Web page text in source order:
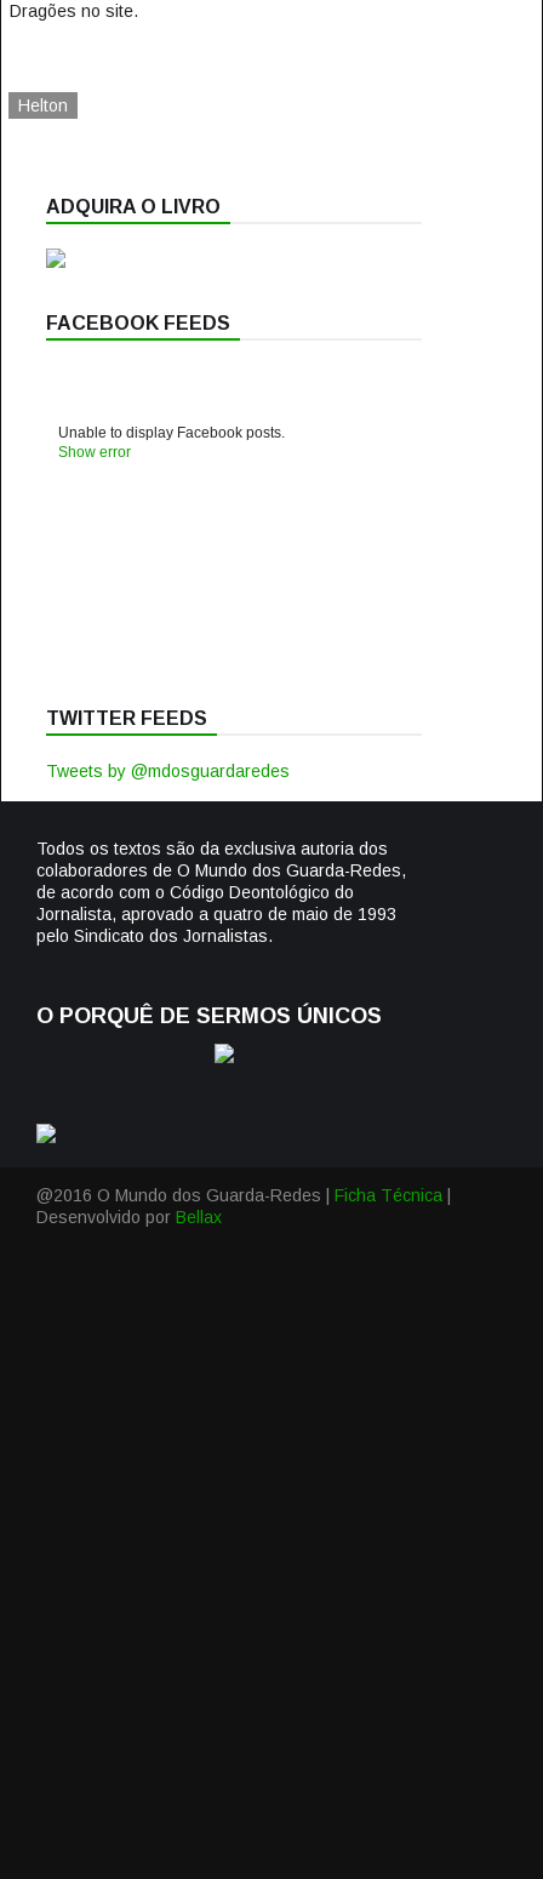
Dragões no site.
Helton
ADQUIRA O LIVRO
FACEBOOK FEEDS
Unable to display Facebook posts.
Show error
TWITTER FEEDS
Tweets by @mdosguardaredes
Todos os textos são da exclusiva autoria dos
colaboradores de O Mundo dos Guarda-Redes,
de acordo com o Código Deontológico do
Jornalista, aprovado a quatro de maio de 1993
pelo Sindicato dos Jornalistas.
O PORQUÊ DE SERMOS ÚNICOS
@2016 O Mundo dos Guarda-Redes | Ficha Técnica
Desenvolvido por Bellax